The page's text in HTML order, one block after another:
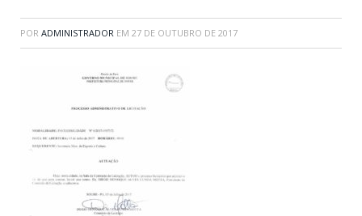
POR ADMINISTRADOR EM 27 DE OUTUBRO DE 2017